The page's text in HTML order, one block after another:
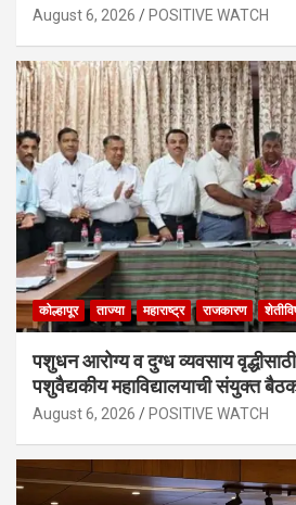
August 6, 2026 POSITIVE WATCH
कोल्हापूर ताज्या महाराष्ट्र राजकारण
पशुधन आरोग्य व दुग्ध व्यवसाय
पशुवैद्यकीय महाविद्यालयाची संयुक्त
August 6, 2026 POSITIVE WATCH